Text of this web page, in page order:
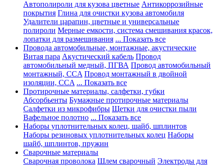
Автополироли для кузова цветные Антикоррозийные
покрытия Глина для очистки кузова автомобиля
Удалители царапин, цветные и универсальные
полироли Мерные емкости, система смешивания красок,
лопатки для размешивания ... Показать все
Провода автомобильные, монтажные, акустические
Витая пара Акустический кабель Провод
автомобильный медный, ПГВА Провод автомобильный
монтажный, CCA Провод монтажный в двойной
изоляции, CCA ... Показать все
Протирочные материалы, салфетки, губки
Абсорбьенты Бумажные протирочные материалы
Салфетки из микрофибры Щетки для очистки пыли
Вафельное полотно ... Показать все
Наборы уплотнительных колец, шайб, шплинтов
Наборы резиновых уплотнительных колец Наборы
шайб, шплинтов, пружин
Сварочные материалы
Сварочная проволока Шлем сварочный Электроды для